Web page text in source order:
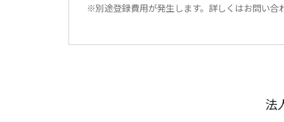
※別途登録費用が発生します。詳しくはお問い合
法